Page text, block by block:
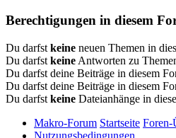
Berechtigungen in diesem
Du darfst keine neuen Themen in
Du darfst keine Antworten zu
Du darfst deine Beiträge in diesem
Du darfst deine Beiträge in diesem
Du darfst keine Dateianhänge in
Makro-Forum Startseite Foren-
Nutzungsbedingungen